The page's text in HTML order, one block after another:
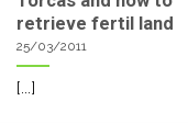
retrieve fertil land
25/03/2011
[...]